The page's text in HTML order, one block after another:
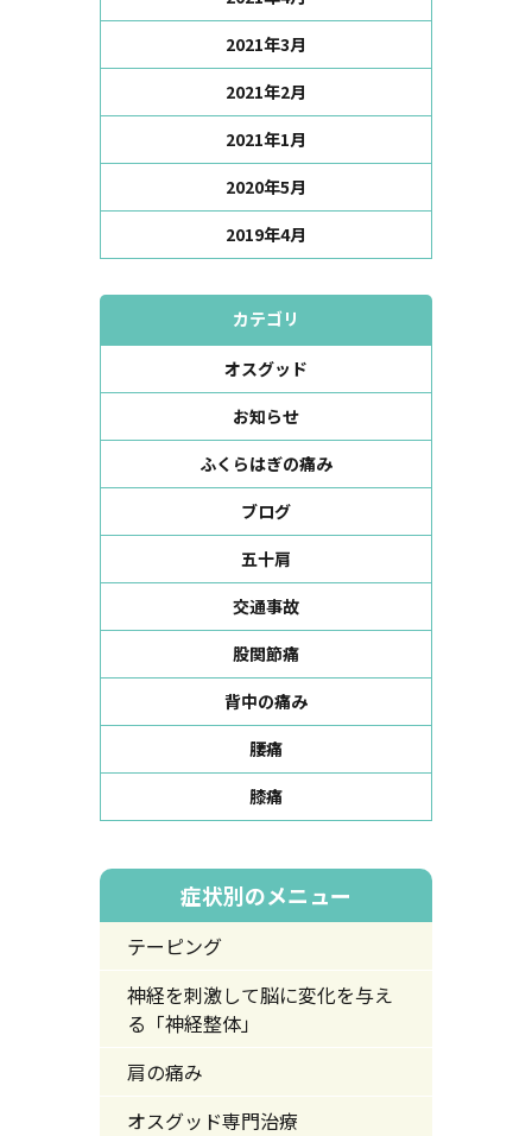
2021年3月
2021年2月
2021年1月
2020年5月
2019年4月
カテゴリ
オスグッド
お知らせ
ふくらはぎの痛み
ブログ
五十肩
交通事故
股関節痛
背中の痛み
腰痛
膝痛
症状別のメニュー
テーピング
神経を刺激して脳に変化を与え
る「神経整体」
肩の痛み
オスグッド専門治療